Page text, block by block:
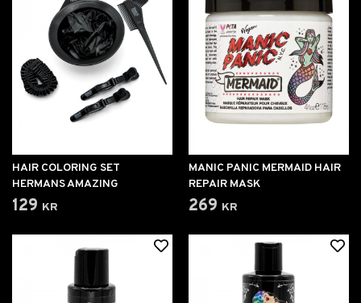
HAIR COLORING SET
HERMANS AMAZING
129 kr
MANIC PANIC MERMAID HAIR
REPAIR MASK
269 kr